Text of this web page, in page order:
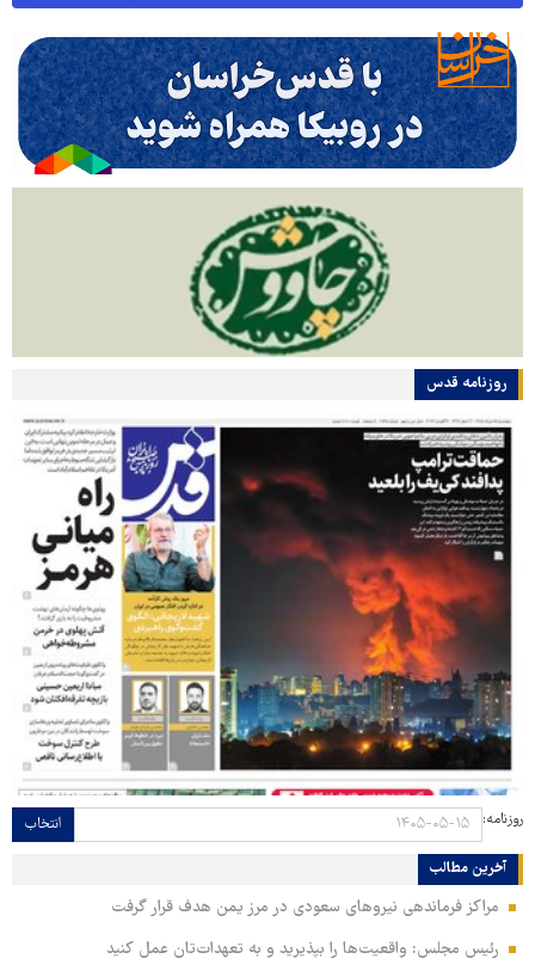
روزنامه قدس
روزنامه: انتخاب
آخرین مطالب
مراکز فرماندهی نیروهای سعودی در مرز یمن هدف قرار گرفت
رئیس مجلس: واقعیت‌ها را بپذیرید و به تعهدات‌تان عمل کنید